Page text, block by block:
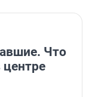
Что
центре